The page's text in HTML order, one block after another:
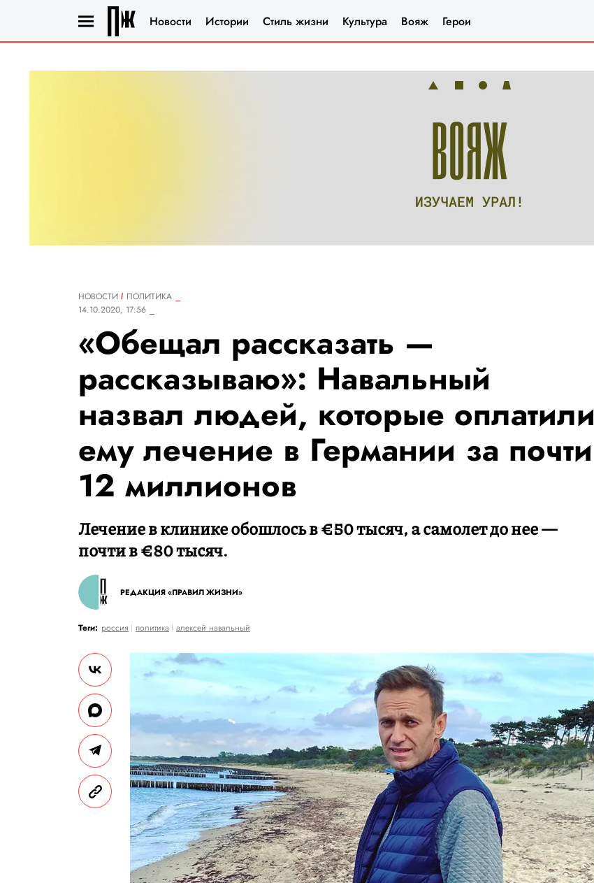
Новости Истории Стиль жизни Культура Вояж Герои
НОВОСТИ
ПОЛИТИКА
14.10.2020, 17:56
«Обещал рассказать —
рассказываю»: Навальный
назвал людей, которые оплатили
ему лечение в Германии за почти
12 миллионов
Лечение в клинике обошлось в €50 тысяч, а самолет до нее —
почти в €80 тысяч.
РЕДАКЦИЯ «ПРАВИЛ ЖИЗНИ»
Теги: россия политика алексей навальный